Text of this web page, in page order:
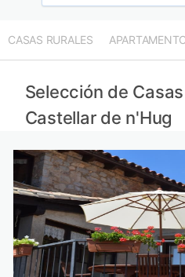
CASAS RURALES
Selección de
Castellar de n'Hug